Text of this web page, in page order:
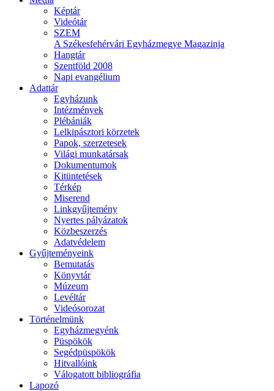
Képtár
Videótár
SZEM
A Székesfehérvári Egyházmegye Magazinja
Hangtár
Szentföld 2008
Napi evangélium
Adattár
Egyházunk
Intézmények
Plébániák
Lelkipásztori körzetek
Papok, szerzetesek
Világi munkatársak
Dokumentumok
Kitüntetések
Térkép
Miserend
Linkgyűjtemény
Nyertes pályázatok
Közbeszerzés
Adatvédelem
Gyűjteményeink
Bemutatás
Könyvtár
Múzeum
Levéltár
Videósorozat
Történelmünk
Egyházmegyénk
Püspökök
Segédpüspökök
Hitvallóink
Válogatott bibliográfia
Lapozó